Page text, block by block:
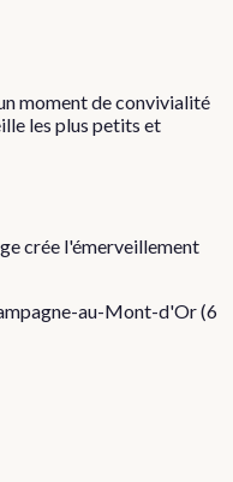
moment de convivialité
les plus petits et
crée l'émerveillement
au-Mont-d'Or(6